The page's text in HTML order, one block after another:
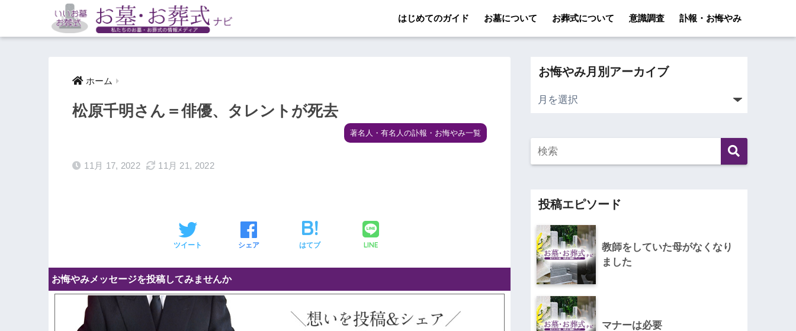
はじめてのガイド お墓について お葬式について 意識調査 訃報・お悔やみ
ホーム
松原千明さん＝俳優、タレントが死去
著名人・有名人の訃報・お悔やみ一覧
11月 17, 2022 11月 21, 2022
ツイート シェア はてブ LINE
お悔やみメッセージを投稿してみませんか
お悔やみ月別アーカイブ
投稿エピソード
教師をしていた母がなくなり
ました
マナーは必要